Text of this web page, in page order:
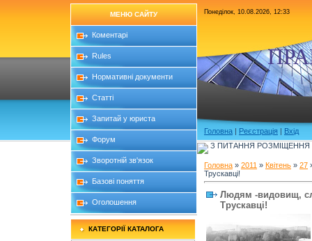
МЕНЮ САЙТУ
Коментарі
Rules
Нормативні документи
Статті
Запитай у юриста
Форум
Зворотній зв'язок
Базові поняття
Оголошення
КАТЕГОРІЇ КАТАЛОГА
Понеділок, 10.08.2026, 12:33
Головна | Реєстрація | Вхід
З ПИТАННЯ РОЗМІЩЕННЯ
Головна » 2011 » Квітень » 27
Трускавці!
Людям -видовищ,
Трускавці!